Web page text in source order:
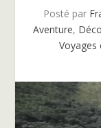
Posté par
Aventure,
Voyages